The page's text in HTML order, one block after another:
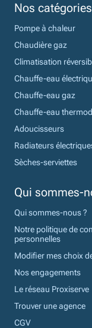
Nos
Pompe à chaleur
Chaudière gaz
Climatisation
Chauffe-eau
Chauffe-eau gaz
Chauffe-eau
Adoucisseurs
Radiateurs
Sèches-serviettes
Qui sommes-
Qui sommes-nous ?
Notre politique de
personnelles
Modifier mes choix
Nos engagements
Le réseau Proxiserve
Trouver une agence
CGV